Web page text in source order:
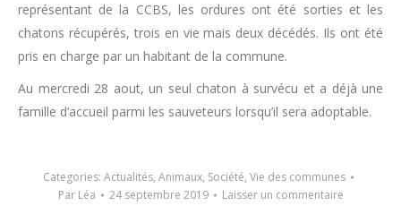
représentant de la CCBS, les ordures ont été sorties et les
chatons récupérés, trois en vie mais deux décédés. Ils ont été
pris en charge par un habitant de la commune.
Au mercredi 28 aout, un seul chaton à survécu et a déjà une
famille d’accueil parmi les sauveteurs lorsqu’il sera adoptable.
Categories: Actualités, Animaux, Société, Vie des communes
Par Léa 24 septembre 2019 Laisser un commentaire